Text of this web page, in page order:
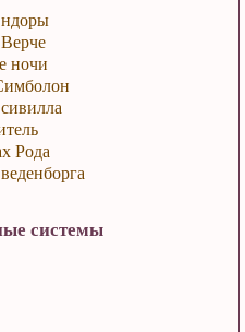
ночи
Рода
системы